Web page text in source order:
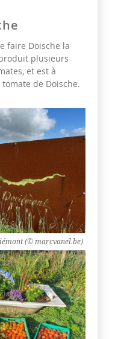
faire Doische la
plusieurs
et est à
de Doische.
(© marcvanel.be)